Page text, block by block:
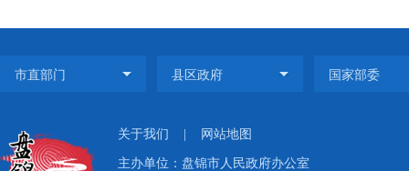
关于我们 网站地图
主办单位：盘锦市人民政府办公室